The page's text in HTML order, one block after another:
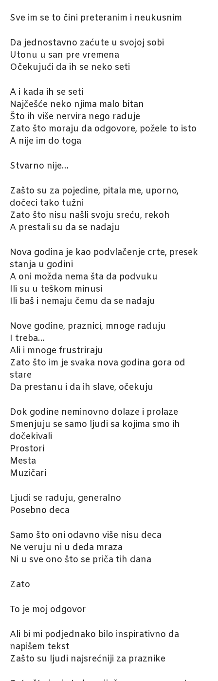
Sve im se to čini preteranim i neukusnim
Da jednostavno zaćute u svojoj sobi
Utonu u san pre vremena
Očekujući da ih se neko seti
A i kada ih se seti
Najčešće neko njima malo bitan
Što ih više nervira nego raduje
Zato što moraju da odgovore, požele to isto
A nije im do toga
Stvarno nije…
Zašto su za pojedine, pitala me, uporno,
dočeci tako tužni
Zato što nisu našli svoju sreću, rekoh
A prestali su da se nadaju
Nova godina je kao podvlačenje crte, presek
stanja u godini
A oni možda nema šta da podvuku
Ili su u teškom minusi
Ili baš i nemaju čemu da se nadaju
Nove godine, praznici, mnoge raduju
I treba…
Ali i mnoge frustriraju
Zato što im je svaka nova godina gora od
stare
Da prestanu i da ih slave, očekuju
Dok godine neminovno dolaze i prolaze
Smenjuju se samo ljudi sa kojima smo ih
dočekivali
Prostori
Mesta
Muzičari
Ljudi se raduju, generalno
Posebno deca
Samo što oni odavno više nisu deca
Ne veruju ni u deda mraza
Ni u sve ono što se priča tih dana
Zato
To je moj odgovor
Ali bi mi podjednako bilo inspirativno da
napišem tekst
Zašto su ljudi najsrećniji za praznike